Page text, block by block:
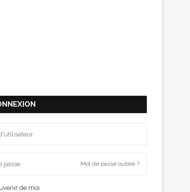
Mot de passe oublié ?
de moi